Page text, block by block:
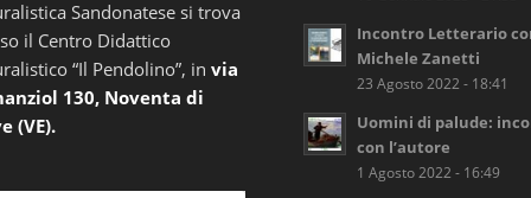
Sandonatese si trova
il Centro Didattico
“Il Pendolino”, invia
130, Noventa di
(VE).
Incontro Letterario
Michele Zanetti
23 Agosto 2022 - 18:41
Uomini di palude:
con l’autore
1 Agosto 2022 - 16:49